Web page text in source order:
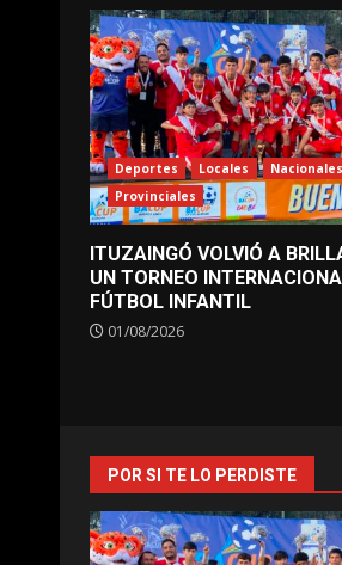
Deportes Locales
Nacionales
Provinciales
ITUZAINGÓ VOLVIÓ A
UN TORNEO
FÚTBOL INFANTIL
01/08/2026
POR SI TE LO PERDISTE